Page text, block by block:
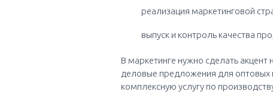
реализация маркетинговой
выпуск и контроль качества
В маркетинге нужно сделать
деловые предложения для оптовых
комплексную услугу по